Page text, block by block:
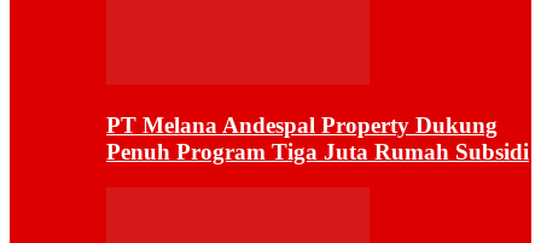
PT Melana Andespal Property Dukung
Penuh Program Tiga Juta Rumah Subsidi